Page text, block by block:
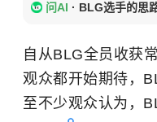
问AI · BLG选手的思
自从BLG全员收获
观众都开始期待，
至不少观众认为，